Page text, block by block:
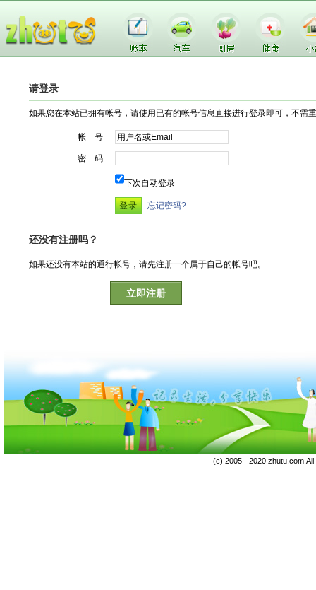
请登录
如果您在本站已拥有帐号，请使用已有的帐号信息直接进行登录即可，不需
帐 号
密 码
下次自动登录
忘记密码?
还没有注册吗？
如果还没有本站的通行帐号，请先注册一个属于自己的帐号吧。
立即注册
(c) 2005 - 2020